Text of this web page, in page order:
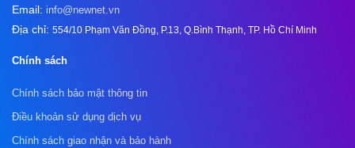
Email: info@newnet.vn
Địa chỉ: 554/10 Phạm Văn Đồng, P.13, Q.Bình Thạnh, TP. Hồ Chí Minh
Chính sách
Chính sách bảo mật thông tin
Điều khoản sử dụng dịch vụ
Chính sách giao nhận và bảo hành